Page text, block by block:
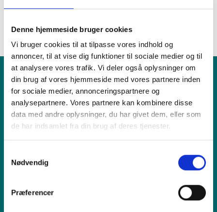
Denne hjemmeside bruger cookies
Vi bruger cookies til at tilpasse vores indhold og
annoncer, til at vise dig funktioner til sociale medier og til
at analysere vores trafik. Vi deler også oplysninger om
din brug af vores hjemmeside med vores partnere inden
for sociale medier, annonceringspartnere og
analysepartnere. Vores partnere kan kombinere disse
data med andre oplysninger, du har givet dem, eller som
de har indsamlet fra din brug af deres tjenester.
Nødvendig
Præferencer
Fandt du ikke det du søgte efter?
RING TIL OS FIND VÆRKSTED
Produkt
Vi tilbyder